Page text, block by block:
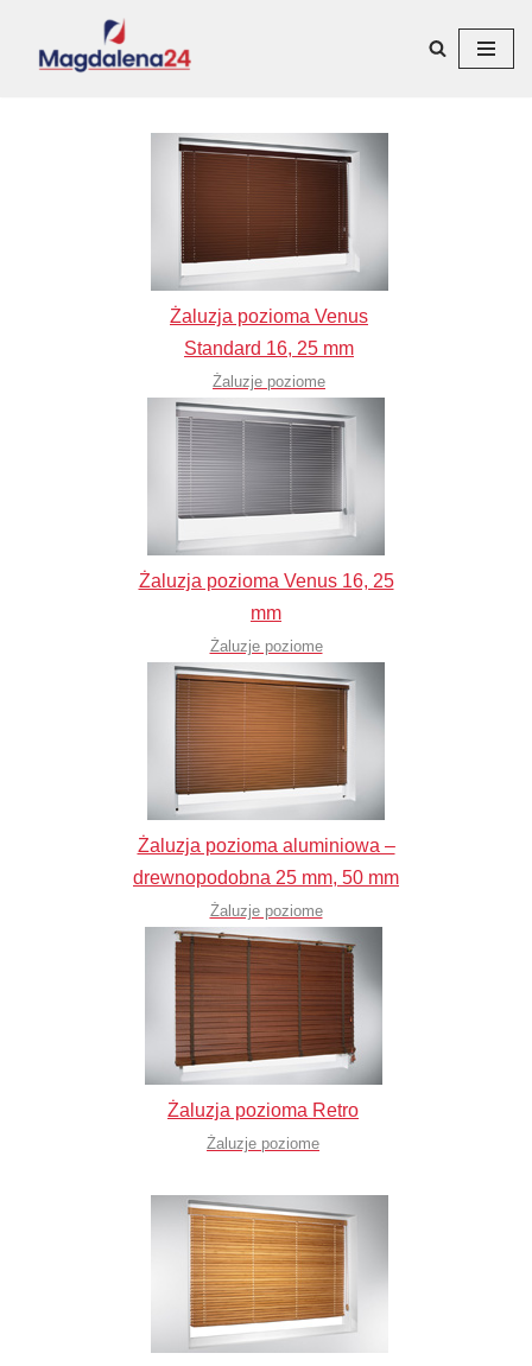
Przejdź
Żaluzja pozioma Venus
Standard 16, 25 mm
Żaluzje poziome
Żaluzja pozioma Venus 16, 25
mm
Żaluzje poziome
Żaluzja pozioma aluminiowa –
drewnopodobna 25 mm, 50 mm
Żaluzje poziome
Żaluzja pozioma Retro
Żaluzje poziome